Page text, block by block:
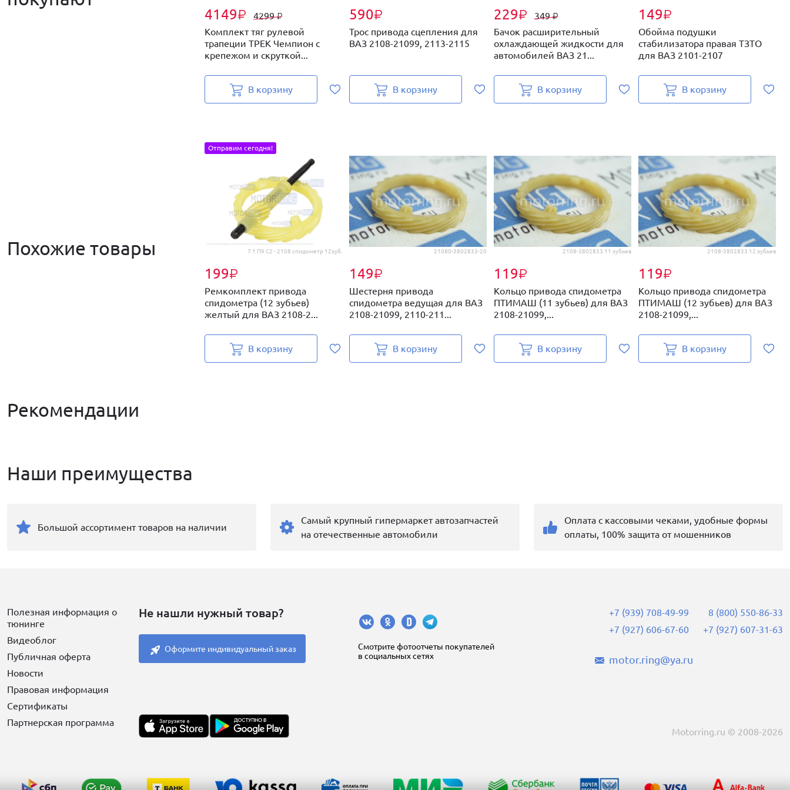
4149₽ 4299₽
Комплект тяг рулевой
трапеции ТРЕК Чемпион с
крепежом и скруткой...
В корзину
590₽
Трос привода сцепления для
ВАЗ 2108-21099, 2113-2115
В корзину
229₽ 349₽
Бачок расширительный
охлаждающей жидкости для
автомобилей ВАЗ 21...
В корзину
149₽
Обойма подушки
стабилизатора правая ТЗТО
для ВАЗ 2101-2107
В корзину
Похожие товары 7.1 П9 С2 - 2108 спидометр 12зуб.
199₽
Отправим сегодня!
Ремкомплект привода
спидометра (12 зубьев)
желтый для ВАЗ 2108-2...
В корзину
21080-3802833-20
149₽
Шестерня привода
спидометра ведущая для ВАЗ
2108-21099, 2110-211...
В корзину
2108-3802833 11 зубьев
119₽
Кольцо привода спидометра
ПТИМАШ (11 зубьев) для ВАЗ
2108-21099,...
В корзину
2108-3802833 12 зубьев
119₽
Кольцо привода спидометра
ПТИМАШ (12 зубьев) для ВАЗ
2108-21099,...
В корзину
Рекомендации
Наши преимущества
Большой ассортимент товаров на наличии
Самый крупный гипермаркет автозапчастей
на отечественные автомобили
Оплата с кассовыми чеками, удобные формы
оплаты, 100% защита от мошенников
Полезная информация о
тюнинге
Видеоблог
Публичная оферта
Новости
Правовая информация
Сертификаты
Партнерская программа
Не нашли нужный товар?
Оформите индивидуальный заказ
Cмотрите фотоотчеты покупателей
в социальных сетях
+7 (939) 708-49-99
+7 (927) 606-67-60
8 (800) 550-86-33
+7 (927) 607-31-63
motor.ring@ya.ru
Motorring.ru © 2008-2026